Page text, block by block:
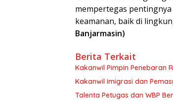
mempertegas
keamanan, baik di
Banjarmasin)
Berita Terkait
Kakanwil Pimpin Penebaran
Kakanwil Imigrasi dan
Talenta Petugas dan WBP